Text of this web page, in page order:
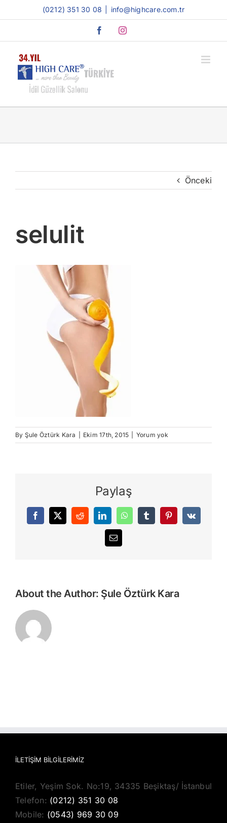
to
(0212) 351 30 08 info@highcare.com.tr
FacebookInstagram
Önceki
selulit
By Şule Öztürk Kara Ekim 17th, 2015 Yorum yok
Paylaş
Facebook
X RedditLinkedInWhatsAppTumblrPinterest
Vk
E-
About the Author: Şule Öztürk Kara
İLETIŞIM BILGILERIMIZ
Etiler, Yeşim Sok. No:19, 34335 Beşiktaş/ İstanbul
Telefon: (0212) 351 30 08
Mobile: (0543) 969 30 09